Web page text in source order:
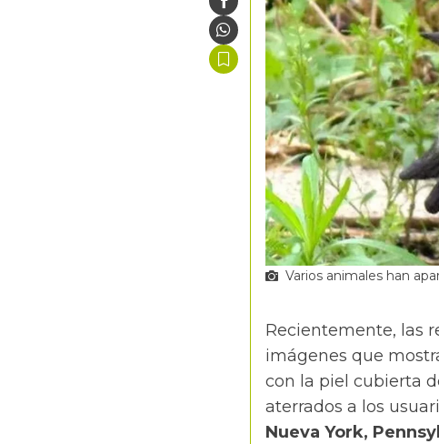
Varios animales han
Recientemente, las
imágenes que
con la piel cubierta
aterrados a los
Nueva York,